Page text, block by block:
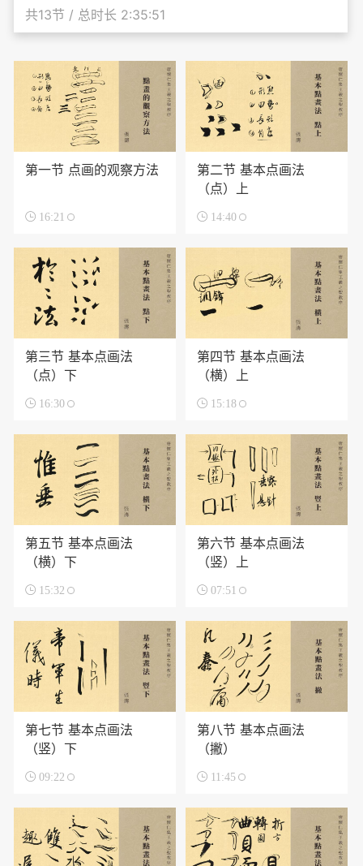
共13节 / 总时长 2:35:51
第一节 点画的观察方法
 16:21
第二节 基本点画法
（点）上
 14:40
第三节 基本点画法
（点）下
 16:30
第四节 基本点画法
（横）上
 15:18
第五节 基本点画法
（横）下
 15:32
第六节 基本点画法
（竖）上
 07:51
第七节 基本点画法
（竖）下
 09:22
第八节 基本点画法
（撇）
 11:45